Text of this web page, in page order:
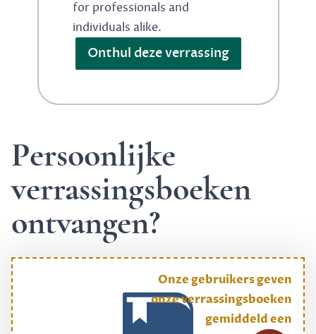
for professionals and
individuals alike.
Onthul deze verrassing
Persoonlijke
verrassingsboeken
ontvangen?
Onze gebruikers geven
onze verrassingsboeken
gemiddeld een